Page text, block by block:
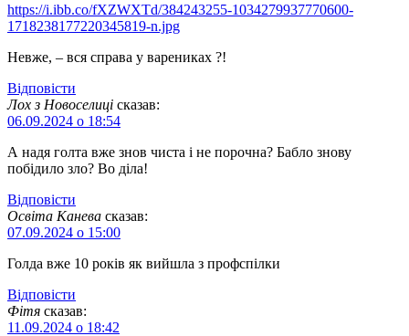
https://i.ibb.co/fXZWXTd/384243255-1034279937770600-
1718238177220345819-n.jpg
Невже, – вся справа у варениках ?!
Відповіcти
Лох з Новоселиці сказав:
06.09.2024 о 18:54
А надя голта вже знов чиста і не порочна? Бабло знову
побідило зло? Во діла!
Відповіcти
Освіта Канева сказав:
07.09.2024 о 15:00
Голда вже 10 років як вийшла з профспілки
Відповіcти
Фітя сказав:
11.09.2024 о 18:42